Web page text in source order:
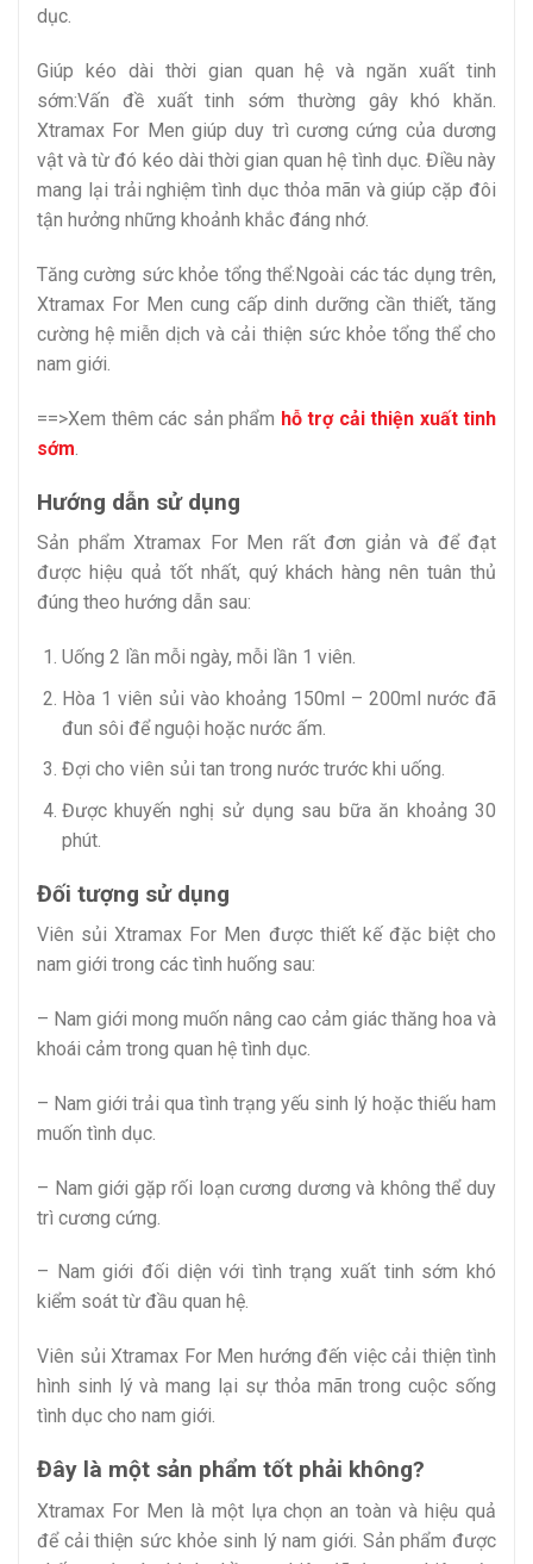
dục.
Giúp kéo dài thời gian quan hệ và ngăn xuất tinh
sớm:Vấn đề xuất tinh sớm thường gây khó khăn.
Xtramax For Men giúp duy trì cương cứng của dương
vật và từ đó kéo dài thời gian quan hệ tình dục. Điều này
mang lại trải nghiệm tình dục thỏa mãn và giúp cặp đôi
tận hưởng những khoảnh khắc đáng nhớ.
Tăng cường sức khỏe tổng thể:Ngoài các tác dụng trên,
Xtramax For Men cung cấp dinh dưỡng cần thiết, tăng
cường hệ miễn dịch và cải thiện sức khỏe tổng thể cho
nam giới.
==>Xem thêm các sản phẩm hỗ trợ cải thiện xuất tinh
sớm.
Hướng dẫn sử dụng
Sản phẩm Xtramax For Men rất đơn giản và để đạt
được hiệu quả tốt nhất, quý khách hàng nên tuân thủ
đúng theo hướng dẫn sau:
Uống 2 lần mỗi ngày, mỗi lần 1 viên.
Hòa 1 viên sủi vào khoảng 150ml – 200ml nước đã
đun sôi để nguội hoặc nước ấm.
Đợi cho viên sủi tan trong nước trước khi uống.
Được khuyến nghị sử dụng sau bữa ăn khoảng 30
phút.
Đối tượng sử dụng
Viên sủi Xtramax For Men được thiết kế đặc biệt cho
nam giới trong các tình huống sau:
– Nam giới mong muốn nâng cao cảm giác thăng hoa và
khoái cảm trong quan hệ tình dục.
– Nam giới trải qua tình trạng yếu sinh lý hoặc thiếu ham
muốn tình dục.
– Nam giới gặp rối loạn cương dương và không thể duy
trì cương cứng.
– Nam giới đối diện với tình trạng xuất tinh sớm khó
kiểm soát từ đầu quan hệ.
Viên sủi Xtramax For Men hướng đến việc cải thiện tình
hình sinh lý và mang lại sự thỏa mãn trong cuộc sống
tình dục cho nam giới.
Đây là một sản phẩm tốt phải không?
Xtramax For Men là một lựa chọn an toàn và hiệu quả
để cải thiện sức khỏe sinh lý nam giới. Sản phẩm được